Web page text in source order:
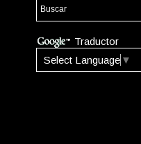
Traductor
Select Language ▼